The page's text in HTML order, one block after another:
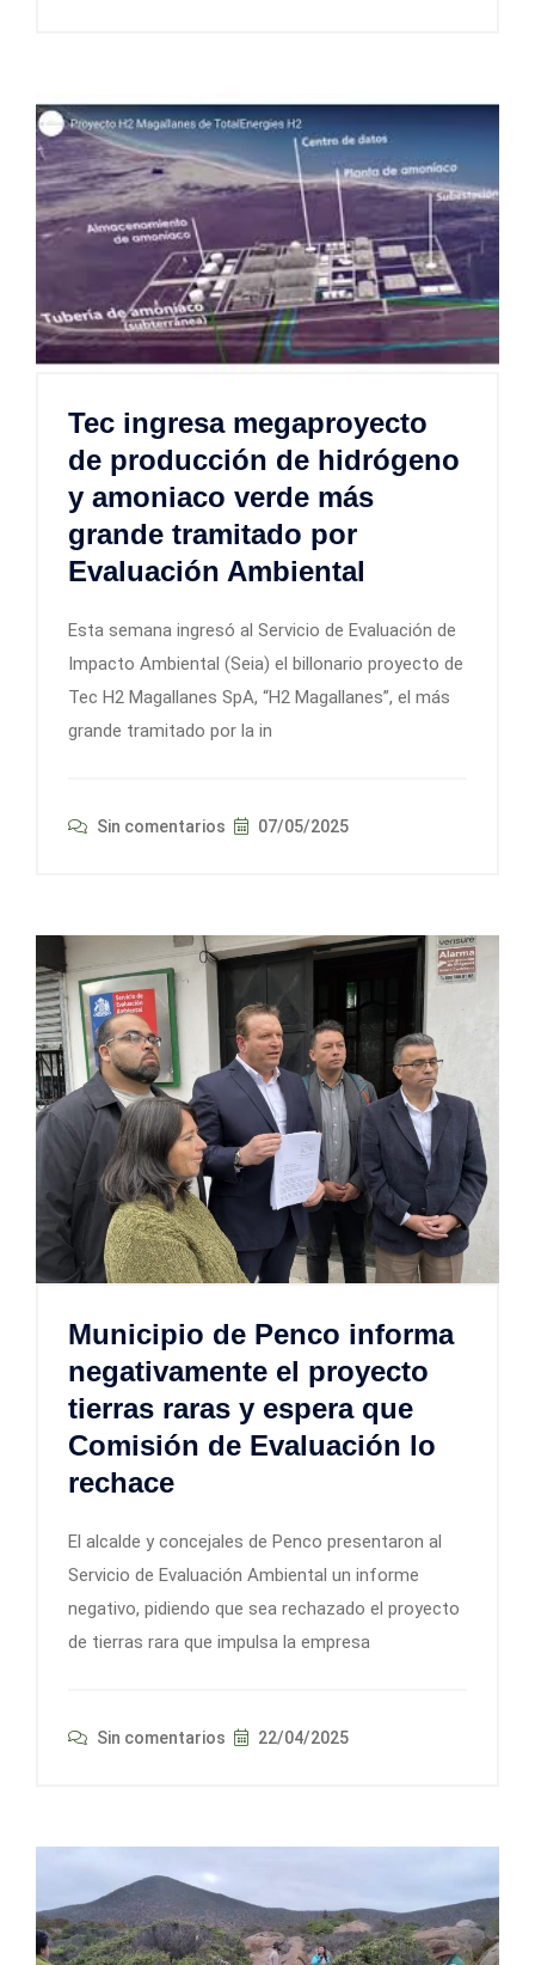
Tec ingresa megaproyecto
de producción de hidrógeno
y amoniaco verde más
grande tramitado por
Evaluación Ambiental
Esta semana ingresó al Servicio de Evaluación de
Impacto Ambiental (Seia) el billonario proyecto de
Tec H2 Magallanes SpA, “H2 Magallanes”, el más
grande tramitado por la in
Sin comentarios 07/05/2025
Municipio de Penco informa
negativamente el proyecto
tierras raras y espera que
Comisión de Evaluación lo
rechace
El alcalde y concejales de Penco presentaron al
Servicio de Evaluación Ambiental un informe
negativo, pidiendo que sea rechazado el proyecto
de tierras rara que impulsa la empresa
Sin comentarios 22/04/2025